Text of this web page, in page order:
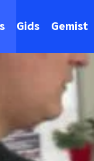
Gids Gemist